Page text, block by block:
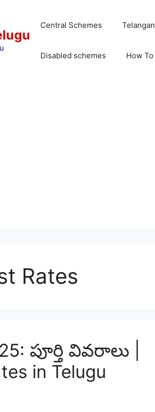
Central Schemes
Disabled schemes How
Rates
పూర్తి వివరాలు |
in Telugu